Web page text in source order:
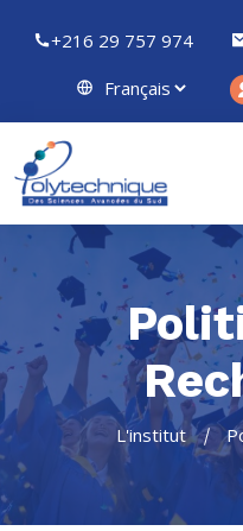
+216 29 757 974
L'institut